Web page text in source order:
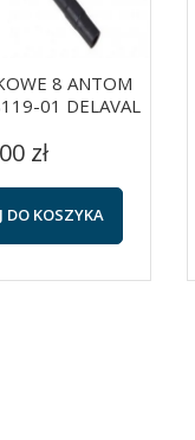
podgląd
8 ANTOM
01 DELAVAL
zł
DO KOSZYKA